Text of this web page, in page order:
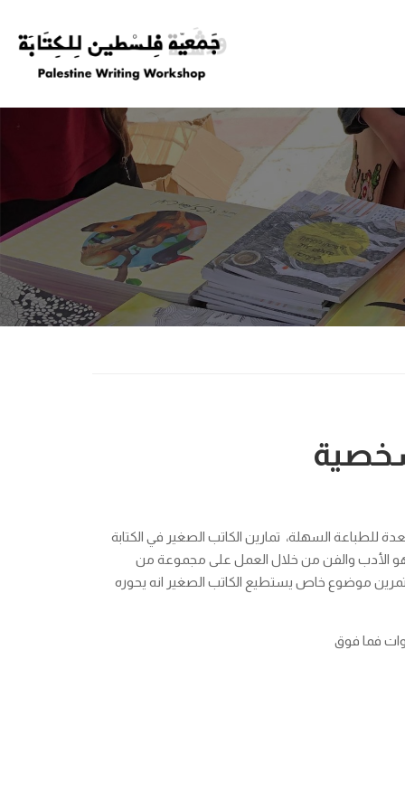
للطباعة السهلة، تمارين الكاتب الصغير في الكتابة
هو الأدب والفن من خلال العمل على مجموعة من
تمرين موضوع خاص يستطيع الكاتب الصغير انه يحوره